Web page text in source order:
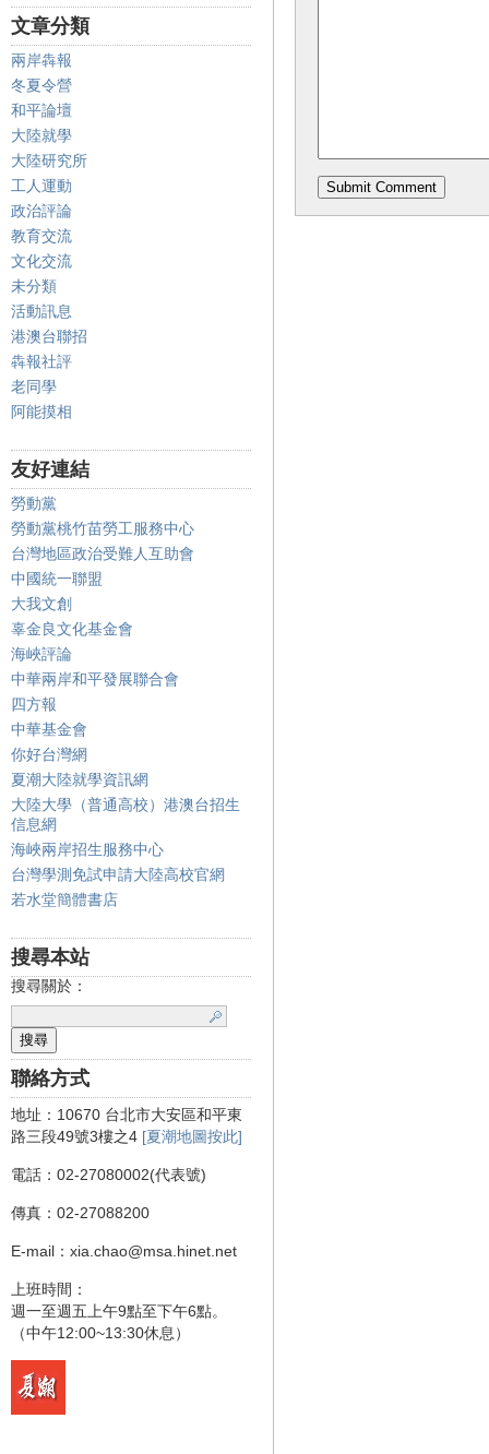
文章分類
兩岸犇報
冬夏令營
和平論壇
大陸就學
大陸研究所
工人運動
政治評論
教育交流
文化交流
未分類
活動訊息
港澳台聯招
犇報社評
老同學
阿能摸相
友好連結
勞動黨
勞動黨桃竹苗勞工服務中心
台灣地區政治受難人互助會
中國統一聯盟
大我文創
辜金良文化基金會
海峽評論
中華兩岸和平發展聯合會
四方報
中華基金會
你好台灣網
夏潮大陸就學資訊網
大陸大學（普通高校）港澳台招生
信息網
海峽兩岸招生服務中心
台灣學測免試申請大陸高校官網
若水堂簡體書店
搜尋本站
搜尋關於：
聯絡方式
地址：10670 台北市大安區和平東
路三段49號3樓之4 [夏潮地圖按此]
電話：02-27080002(代表號)
傳真：02-27088200
E-mail：xia.chao@msa.hinet.net
上班時間：
週一至週五上午9點至下午6點。
（中午12:00~13:30休息）